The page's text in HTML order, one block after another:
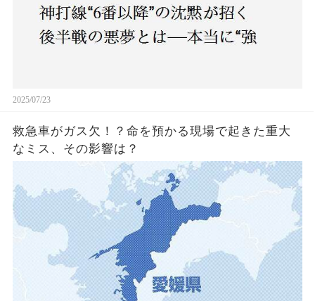
2025/07/23
救急車がガス欠！？命を預かる現場で起きた重大
なミス、その影響は？